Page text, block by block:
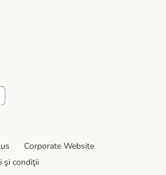
Method
Security
Corporate Website
şi condiţii